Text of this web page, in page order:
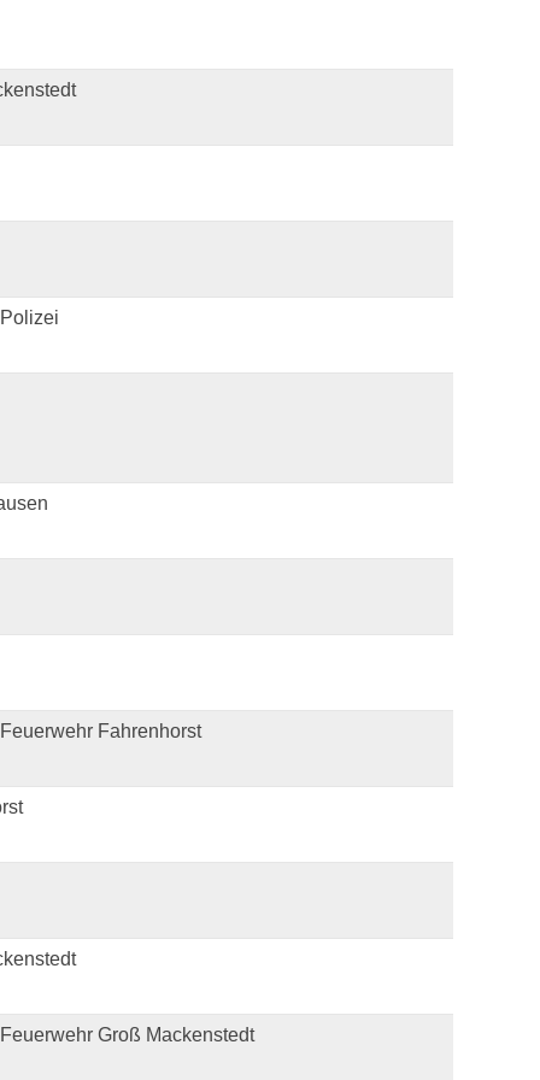
Fahrenhorst
Groß Mackenstedt